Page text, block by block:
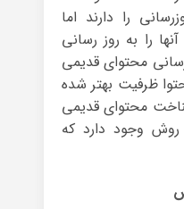
را دارند اما
را به روز رسانی
محتوای قدیمی
ظرفیت بهتر شده
محتوای قدیمی
وجود دارد که